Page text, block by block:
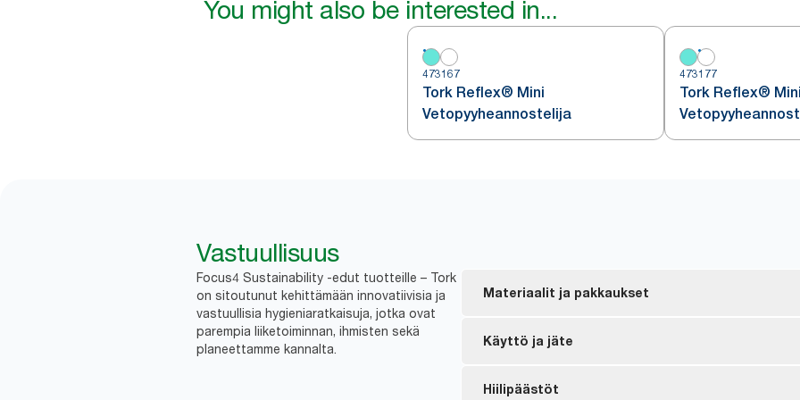
You might also be interested in...
473167
Tork Reflex® Mini
Vetopyyheannostelija
473177
Tork Reflex® Mini
Vastuullisuus
Focus4 Sustainability -edut tuotteille – Tork
on sitoutunut kehittämään innovatiivisia ja
vastuullisia hygieniaratkaisuja, jotka ovat
parempia liiketoiminnan, ihmisten sekä
planeettamme kannalta.
Materiaalit ja pakkaukset
FSC®-merkintä – valmistettu vastuullisesti
ympäristövaikutus koko tuotteen elinkaaren ajan.
Käyttö ja jäte
Arkki kerrallaan -annostelu hillitsee kulutusta, ja
Hiilipäästöt